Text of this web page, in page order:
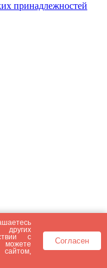
принадлежностей
с
Согласен